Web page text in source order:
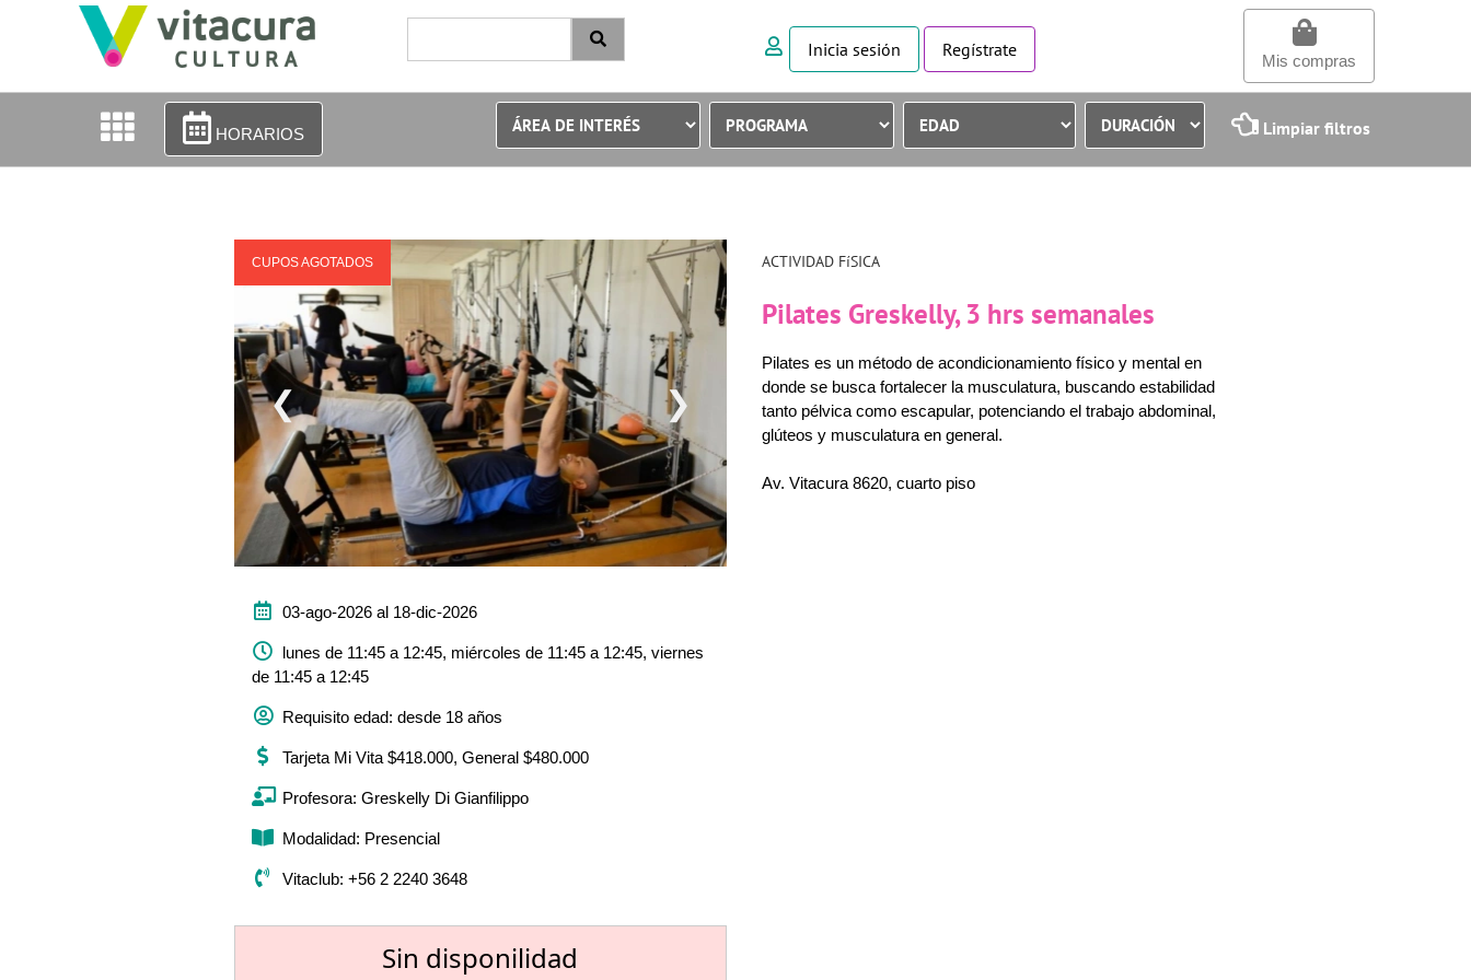
Inicia sesión Regístrate
Mis compras
HORARIOS Limpiar filtros
CUPOS AGOTADOS
❮ ❯
03-ago-2026 al 18-dic-2026
lunes de 11:45 a 12:45, miércoles de 11:45 a 12:45, viernes
de 11:45 a 12:45
Requisito edad: desde 18 años
Tarjeta Mi Vita $418.000, General $480.000
Profesora: Greskelly Di Gianfilippo
Modalidad: Presencial
Vitaclub: +56 2 2240 3648
Sin disponilidad
ACTIVIDAD FíSICA
Pilates Greskelly, 3 hrs semanales
Pilates es un método de acondicionamiento físico y mental en
donde se busca fortalecer la musculatura, buscando estabilidad
tanto pélvica como escapular, potenciando el trabajo abdominal,
glúteos y musculatura en general.
Av. Vitacura 8620, cuarto piso